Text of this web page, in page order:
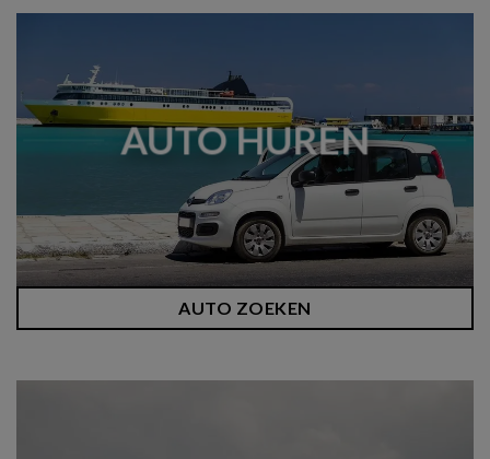
AUTO HUREN
AUTO ZOEKEN